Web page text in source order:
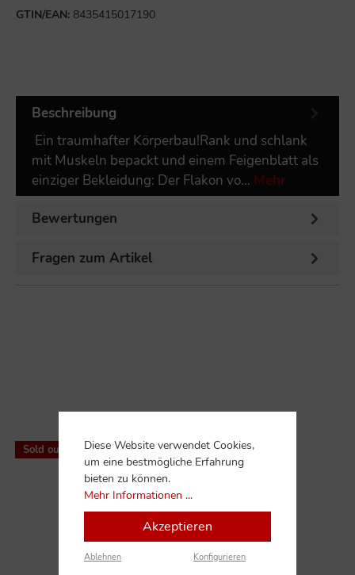
GTIN/EAN: 8435415017190
Beschreibung
Ein traumhafter Körperbau!Rank und schlank
mit Muskeln bepackt und einem Feigenblatt als
einziger Bekleidung: Der Flakon vo… Mehr
Bewertungen
Fragen zum Artikel
Sold out
Diese Website verwendet Cookies,
um eine bestmögliche Erfahrung
bieten zu können.
Mehr Informationen ...
Akzeptieren
Ablehnen Konfigurieren